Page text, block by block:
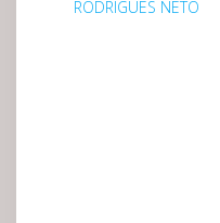
RODRIGUES NETO